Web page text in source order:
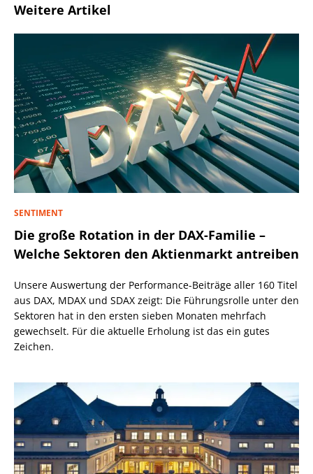
Weitere Artikel
SENTIMENT
Die große Rotation in der DAX-Familie –
Welche Sektoren den Aktienmarkt antreiben
Unsere Auswertung der Performance-Beiträge aller 160 Titel
aus DAX, MDAX und SDAX zeigt: Die Führungsrolle unter den
Sektoren hat in den ersten sieben Monaten mehrfach
gewechselt. Für die aktuelle Erholung ist das ein gutes
Zeichen.